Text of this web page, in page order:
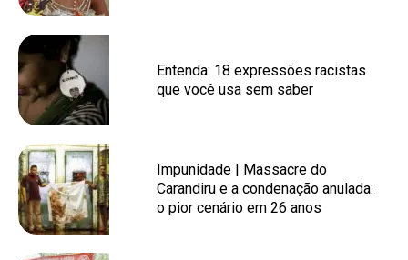
Entenda: 18 expressões racistas
que você usa sem saber
Impunidade | Massacre do
Carandiru e a condenação anulada:
o pior cenário em 26 anos